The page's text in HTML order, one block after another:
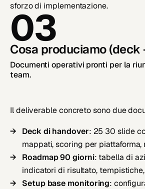
sforzo di implementazione.
03
Cosa produciamo (deck
Documenti operativi pronti per la
team.
Il deliverable concreto sono due
Deck di handover: 25 30 slide
mappati, scoring per
Roadmap 90 giorni: tabella di
indicatori di risultato,
Setup base monitoring: